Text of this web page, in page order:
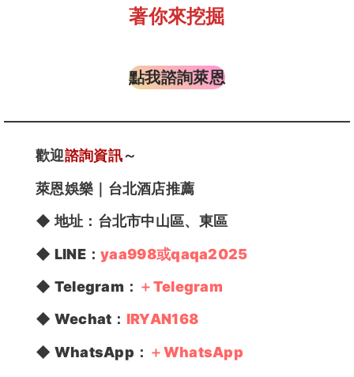
著你來挖掘
點我諮詢萊恩
歡迎諮詢資訊～
萊恩娛樂 ｜台北酒店推薦
◆地址： 台北市中山區、東區
◆ LINE：yaa998或qaqa2025
◆ Telegram： ＋Telegram
◆ Wechat： IRYAN168
◆ WhatsApp： ＋WhatsApp